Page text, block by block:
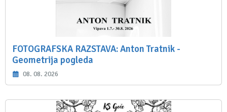
FOTOGRAFSKA RAZSTAVA: Anton Tratnik -
Geometrija pogleda
08. 08. 2026